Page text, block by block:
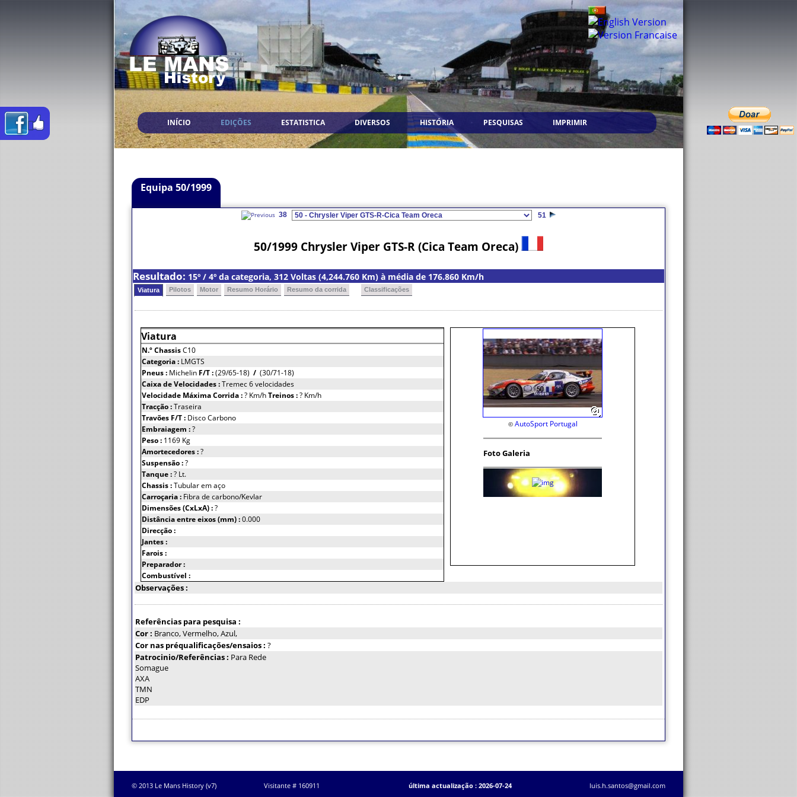
INÍCIO EDIÇÕES ESTATISTICA DIVERSOS HISTÓRIA PESQUISAS IMPRIMIR
Equipa 50/1999
38 51
50/1999 Chrysler Viper GTS-R (Cica Team Oreca)
Resultado: 15º / 4º da categoria, 312 Voltas (4,244.760 Km) à média de 176.860 Km/h
Viatura Pilotos Motor Resumo Horário Resumo da corrida Classificações
Viatura
N.º ChassisC10
Categoria : LMGTS
Pneus : Michelin F/T :(29/65-18) / (30/71-18)
Caixa de Velocidades :Tremec 6 velocidades
Velocidade Máxima Corrida :? Km/hTreinos :? Km/h
Tracção :Traseira
Travões F/T : Disco Carbono
Embraiagem :?
Peso : 1169 Kg
Amortecedores :?
Suspensão :?
Tanque :? Lt.
Chassis :Tubular em aço
Carroçaria : Fibra de carbono/Kevlar
Dimensões (CxLxA) :?
Distância entre eixos (mm) :0.000
Direcção :
Jantes :
Farois :
Preparador :
Combustível :
© AutoSport Portugal
Foto Galeria
Observações :
Referências para pesquisa :
Cor : Branco, Vermelho, Azul,
Cor nas préqualificações/ensaios : ?
Patrocinio/Referências : Para Rede
Somague
AXA
TMN
EDP
© 2013 Le Mans History (v7) Visitante # 160911 última actualização : 2026-07-24 luis.h.santos@gmail.com